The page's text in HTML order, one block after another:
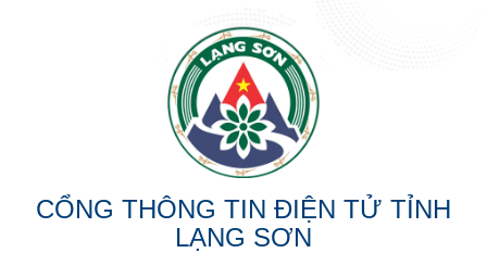
CỔNG THÔNG TIN ĐIỆN TỬ TỈNH
LẠNG SƠN